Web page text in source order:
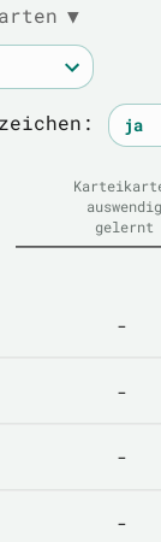
▼
auswendig
gelernt
-
-
-
-